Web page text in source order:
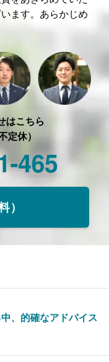
ます。あらかじめ
はこちら
定休）
465
）
、的確なアドバイス